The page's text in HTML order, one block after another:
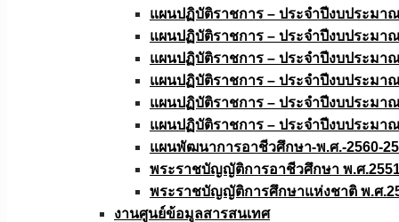
แผนปฏิบัติราชการ – ประจำปีงบประมา
แผนปฏิบัติราชการ – ประจำปีงบประมา
แผนปฏิบัติราชการ – ประจำปีงบประมา
แผนปฏิบัติราชการ – ประจำปีงบประมา
แผนปฏิบัติราชการ – ประจำปีงบประมา
แผนปฏิบัติราชการ – ประจำปีงบประมา
แผนพัฒนาการอาชีวศึกษา-พ.ศ.-2560-
พระราชบัญญัติการอาชีวศึกษา พ.ศ
พระราชบัญญัติการศึกษาแห่งชาติ พ.ศ
งานศูนย์ข้อมูลสารสนเทศ